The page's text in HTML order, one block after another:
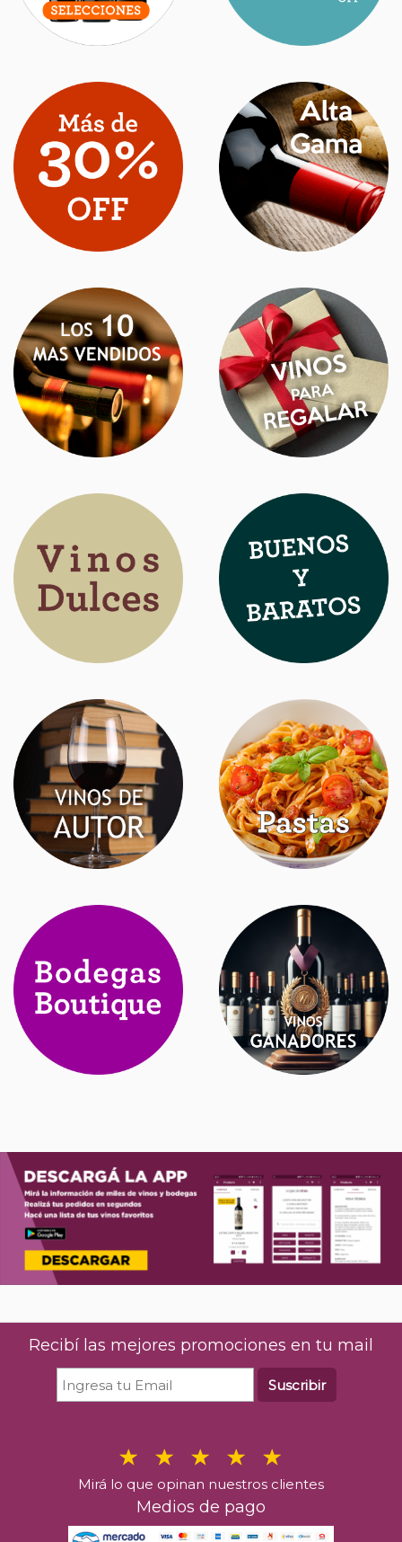
Recibí las mejores promociones en tu mail
Suscribir
Mirá lo que opinan nuestros clientes
Medios de pago